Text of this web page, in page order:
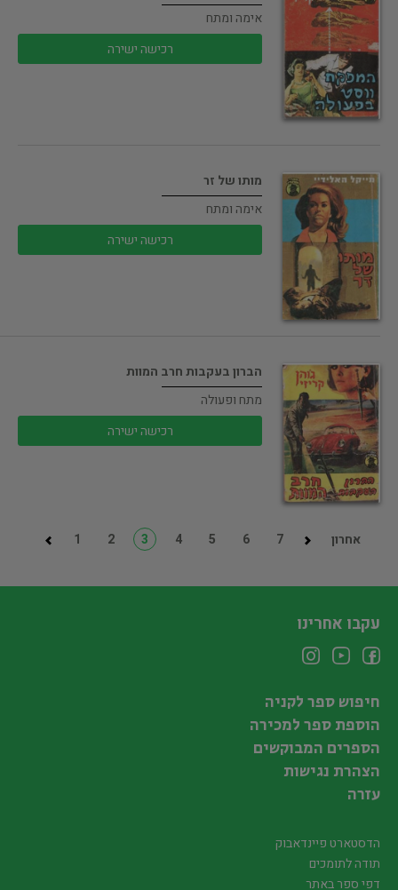
אימה ומתח
רכישה ישירה
מותו של זר
אימה ומתח
רכישה ישירה
הברון בעקבות חרב המוות
מתח ופעולה
רכישה ישירה
1 2 3 4 5 6 7 אחרון
עקבו אחרינו
חיפוש ספר לקניה
הוספת ספר למכירה
הספרים המבוקשים
הצהרת נגישות
עזרה
הדסטארט פיינדאבוק
תודה לתומכים
דפי ספר באתר